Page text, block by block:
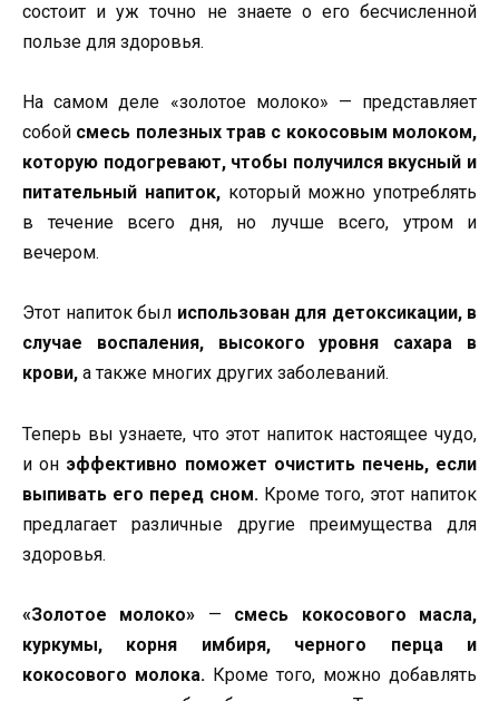
состоит и уж точно не знаете о его бесчисленной
пользе для здоровья.
На самом деле «золотое молоко» — представляет
собой смесь полезных трав с кокосовым молоком,
которую подогревают, чтобы получился вкусный и
питательный напиток,который можно употреблять
в течение всего дня, но лучше всего, утром и
вечером.
Этот напиток был использован для детоксикации, в
случае воспаления, высокого уровня сахара в
крови, а также многих других заболеваний.
Теперь вы узнаете, что этот напиток настоящее чудо,
и он эффективно поможет очистить печень, если
выпивать его перед сном. Кроме того, этот напиток
предлагает различные другие преимущества для
здоровья.
«Золотое молоко» — смесь кокосового масла,
куркумы, корня имбиря, черного перца и
кокосового молока. Кроме того, можно добавлять